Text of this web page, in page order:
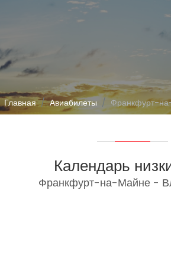
Главная Авиабилеты Франкфурт-
Календарь
Франкфурт-на-Майне -